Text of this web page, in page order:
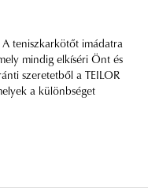
teniszkarkötőt imádatra
mindig elkíséri Önt és
szeretetből a TEILOR
a különbséget